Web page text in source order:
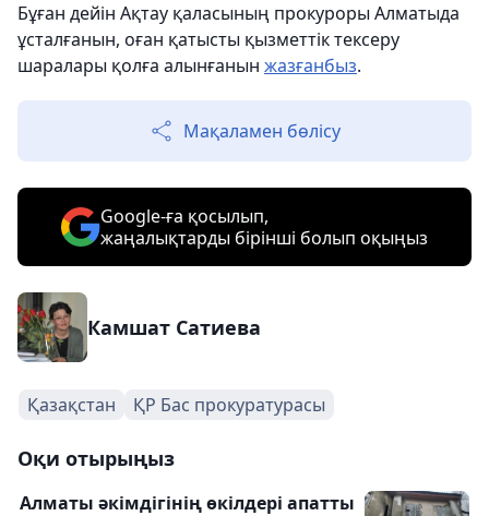
Бұған дейін Ақтау қаласының прокуроры Алматыда
ұсталғанын, оған қатысты қызметтік тексеру
шаралары қолға алынғанын жазғанбыз.
Мақаламен бөлісу
Google-ға қосылып,
жаңалықтарды бірінші болып оқыңыз
Камшат Сатиева
Қазақстан ҚР Бас прокуратурасы
Оқи отырыңыз
Алматы әкімдігінің өкілдері апатты